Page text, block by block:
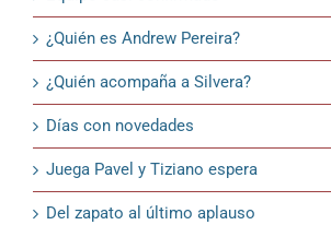
¿Quién es Andrew Pereira?
¿Quién acompaña a Silvera?
Días con novedades
Juega Pavel y Tiziano espera
Del zapato al último aplauso